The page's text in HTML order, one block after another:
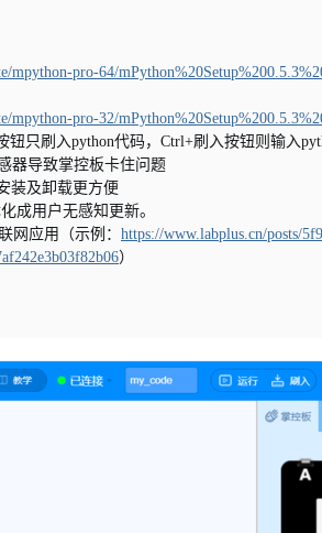
mpython-pro-64/
mpython-pro-32/
只刷入python代码，Ctrl+刷入按钮则输入
器导致掌控板卡住问题
装及卸载更方便
成用户无感知更新。
网应用（示例： https://www.labplus.cn/posts/
）